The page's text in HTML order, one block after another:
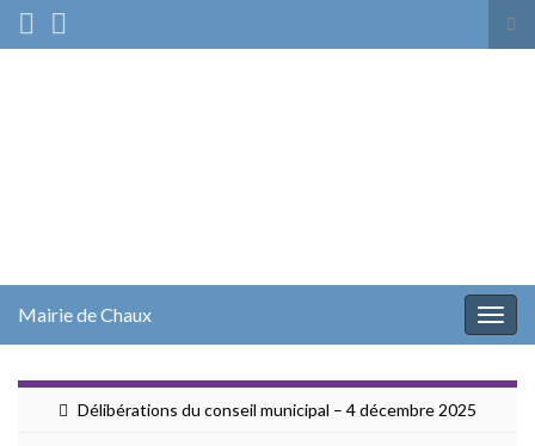
Mairie de Chaux
Délibérations du conseil municipal – 4 décembre 2025